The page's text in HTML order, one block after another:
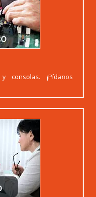
consolas. ¡Pídanos